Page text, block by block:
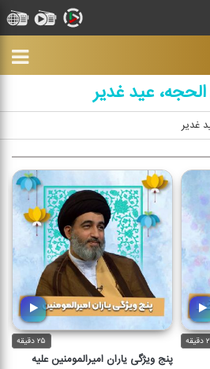
۲۵ دقیقه
پنج ویژگی یاران امیرالمومنین علیه